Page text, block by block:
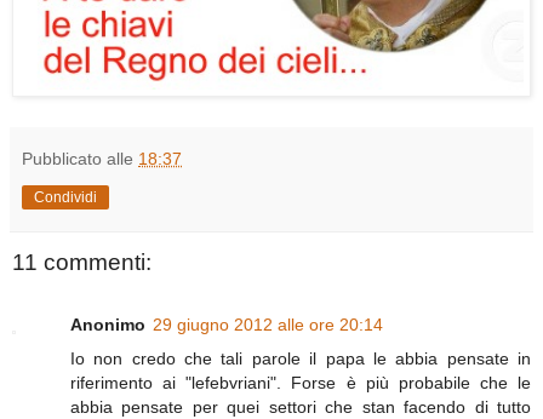
Pubblicato alle 18:37
Condividi
11 commenti:
Anonimo 29 giugno 2012 alle ore 20:14
Io non credo che tali parole il papa le abbia pensate in
riferimento ai "lefebvriani". Forse è più probabile che le
abbia pensate per quei settori che stan facendo di tutto